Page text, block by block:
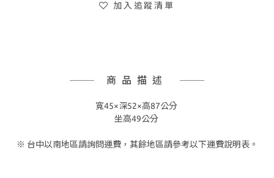
加入追蹤清單
商品描述
寬45×深52×高87公分
坐高49公分
※ 台中以南地區請詢問運費，其餘地區請參考以下運費說明表。